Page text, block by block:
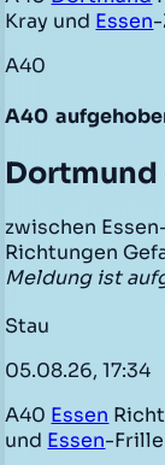
Kray und Essen
A40
A40
Dortmund
zwischen
Richtungen
Meldung ist
Stau
05.08.26, 17:34
A40 Essen
und Essen-